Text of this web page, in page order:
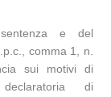
e del
comma 1, n.
sui motivi di
di